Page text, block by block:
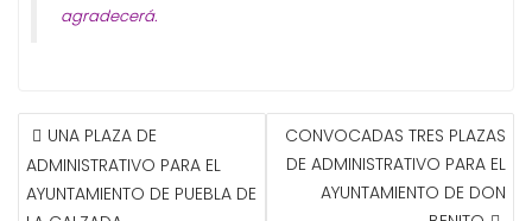
agradecerá.
NAVEGACIÓN
DE
ENTRADAS
UNA PLAZA DE
ADMINISTRATIVO PARA EL
AYUNTAMIENTO DE PUEBLA DE
CONVOCADAS TRES PLAZAS
DE ADMINISTRATIVO PARA EL
AYUNTAMIENTO DE DON